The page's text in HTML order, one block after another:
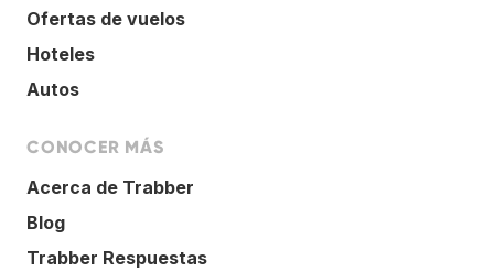
Ofertas de vuelos
Hoteles
Autos
CONOCER MÁS
Acerca de Trabber
Blog
Trabber Respuestas